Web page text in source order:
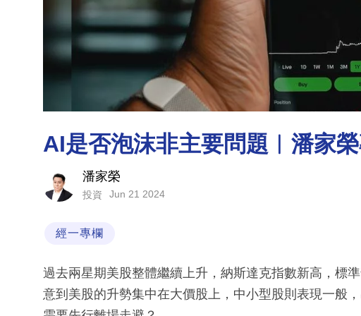
AI是否泡沫非主要問題︳潘家
潘家榮
投資 Jun 21 2024
經一專欄
過去兩星期美股整體繼續上升，納斯達克指數新高，標
意到美股的升勢集中在大價股上，中小型股則表現一般